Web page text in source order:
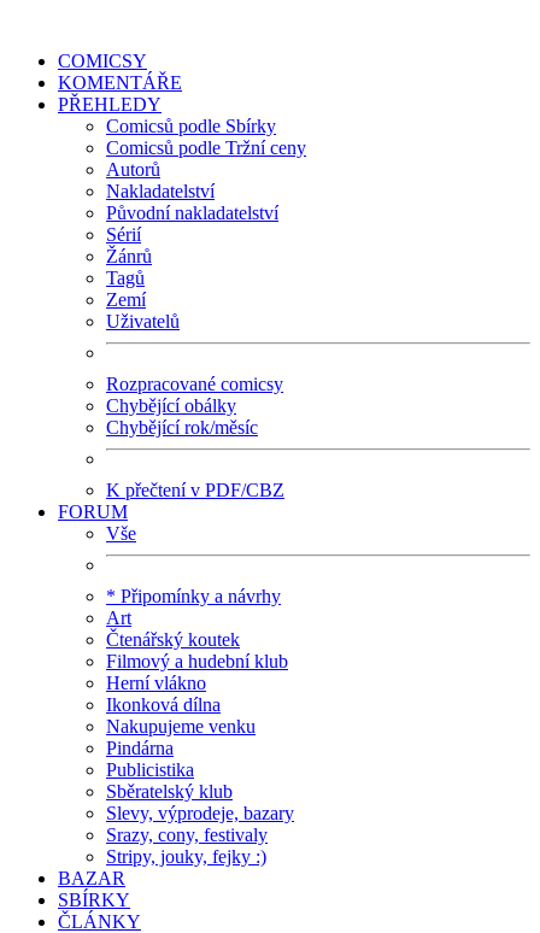
COMICSY
KOMENTÁŘE
PŘEHLEDY
Comicsů podle Sbírky
Comicsů podle Tržní ceny
Autorů
Nakladatelství
Původní nakladatelství
Sérií
Žánrů
Tagů
Zemí
Uživatelů
Rozpracované comicsy
Chybějící obálky
Chybějící rok/měsíc
K přečtení v PDF/CBZ
FORUM
Vše
* Připomínky a návrhy
Art
Čtenářský koutek
Filmový a hudební klub
Herní vlákno
Ikonková dílna
Nakupujeme venku
Pindárna
Publicistika
Sběratelský klub
Slevy, výprodeje, bazary
Srazy, cony, festivaly
Stripy, jouky, fejky :)
BAZAR
SBÍRKY
ČLÁNKY